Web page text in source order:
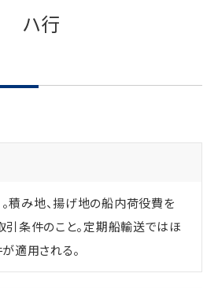
ハ行
積み地、揚げ地の船内荷役費を
条件のこと。定期船輸送ではほ
適用される。